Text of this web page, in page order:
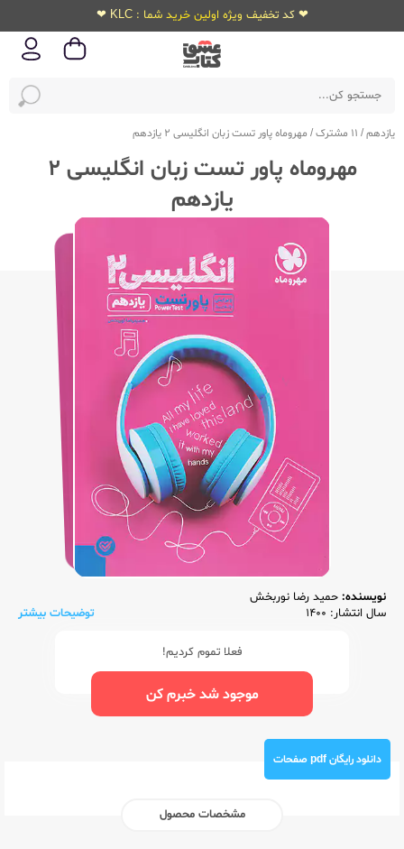
❤ کد تخفیف ویژه اولین خرید شما : KLC ❤
یازدهم/ 11 مشترک / مهروماه پاور تست زبان انگلیسی 2 یازدهم
مهروماه پاور تست زبان انگلیسی 2
یازدهم
نویسنده: حمید رضا نوربخش
سال انتشار: 1400
توضیحات بیشتر
فعلا تموم کردیم!
موجود شد خبرم کن
دانلود رایگان pdf صفحات
مشخصات محصول